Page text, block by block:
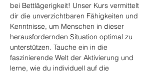
bei Bettlägerigkeit! Unser Kurs vermittelt
dir die unverzichtbaren Fähigkeiten und
Kenntnisse, um Menschen in dieser
herausfordernden Situation optimal zu
unterstützen. Tauche ein in die
faszinierende Welt der Aktivierung und
lerne, wie du individuell auf die